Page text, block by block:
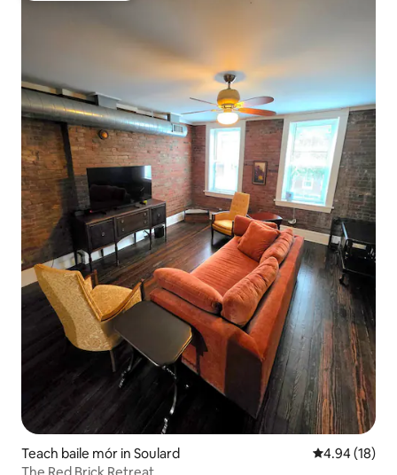
Teach baile mór in Soulard Meánrátáil
4.94 (18)